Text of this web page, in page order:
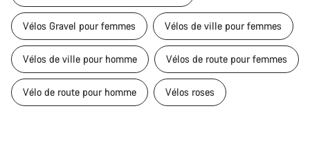
Vélos Gravel pour femmes Vélos de ville pour femmes
Vélos de ville pour homme Vélos de route pour femmes
Vélo de route pour homme Vélos roses